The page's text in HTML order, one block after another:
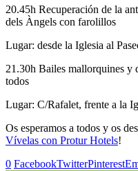
20.45h Recuperación de la
dels Àngels con farolillos
Lugar: desde la Iglesia al
21.30h Bailes mallorquines y
todos
Lugar: C/Rafalet, frente a la
Os esperamos a todos y os
Vívelas con Protur Hotels!
0 FacebookTwitterPinterest